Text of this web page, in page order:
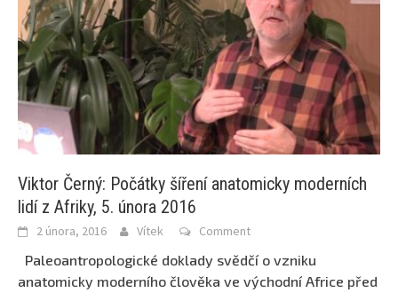
Viktor Černý: Počátky šíření anatomicky moderních
lidí z Afriky, 5. února 2016
2 února, 2016 Vítek Comment
Paleoantropologické doklady svědčí o vzniku
anatomicky moderního člověka ve východní Africe před